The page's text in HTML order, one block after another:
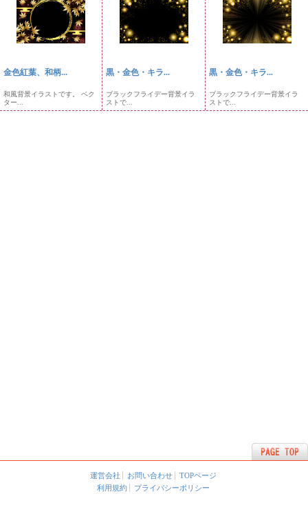
金色紅葉、和柄...
和風背景イラストです。 ベク
ター...
黒・金色・キラ...
ブラックフライデー背景イラ
ストで...
黒・金色・キラ...
ブラックフライデー背景イラ
ストで...
運営会社 お問い合わせ
TOPページ
利用規約
プライバシーポリシー